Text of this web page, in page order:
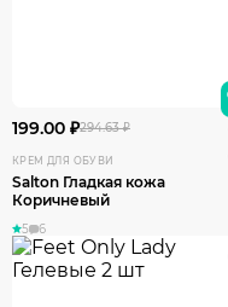
199.00 ₽294.63 ₽
КРЕМ ДЛЯ ОБУВИ
Salton Гладкая кожа
Коричневый
5 6